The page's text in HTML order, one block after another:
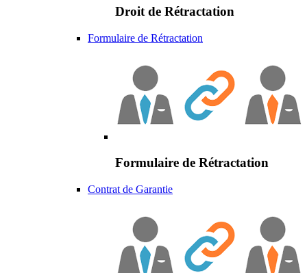
Droit de Rétractation
Formulaire de Rétractation
Formulaire de Rétractation
Contrat de Garantie